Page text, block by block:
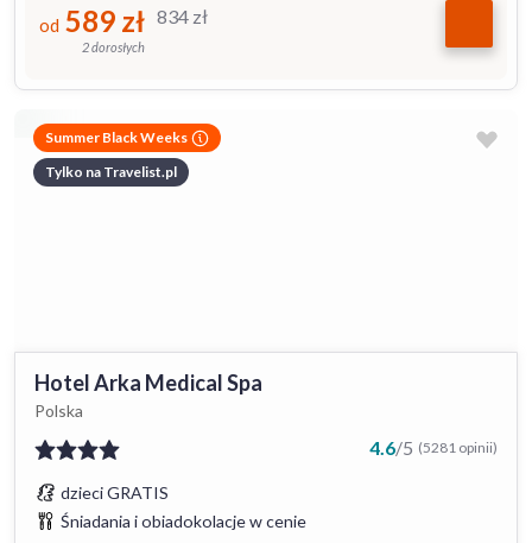
834 zł
od 589 zł
2 dorosłych
Summer Black Weeks
Tylko na Travelist.pl
Hotel Arka Medical Spa
Polska
4.6/5 (5281 opinii)
dzieci GRATIS
Śniadania i obiadokolacje w cenie